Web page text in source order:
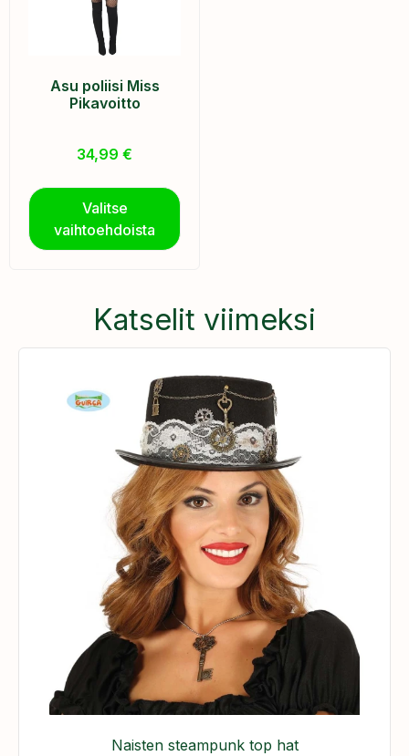
Asu poliisi Miss
Pikavoitto
34,99 €
Valitse
vaihtoehdoista
Katselit viimeksi
Naisten steampunk top hat